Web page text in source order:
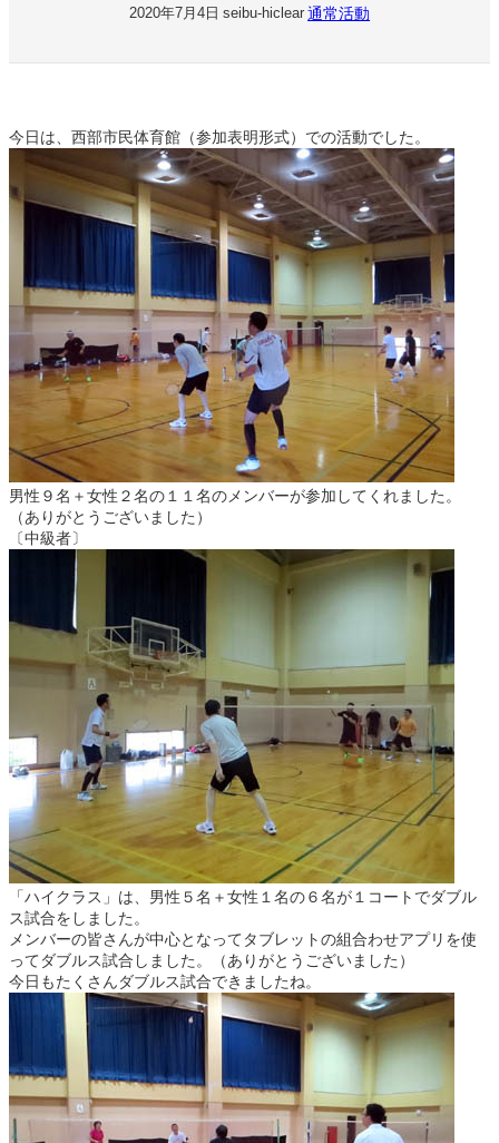
2020年7月4日 seibu-hiclear 通常活動
今日は、西部市民体育館（参加表明形式）での活動でした。
男性９名＋女性２名の１１名のメンバーが参加してくれました。
（ありがとうございました）
〔中級者〕
「ハイクラス」は、男性５名＋女性１名の６名が１コートでダブル
ス試合をしました。
メンバーの皆さんが中心となってタブレットの組合わせアプリを使
ってダブルス試合しました。（ありがとうございました）
今日もたくさんダブルス試合できましたね。